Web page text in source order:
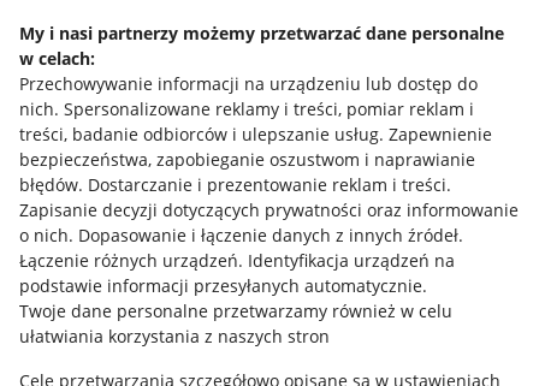
My i nasi partnerzy możemy przetwarzać dane personalne
w celach:
Przechowywanie informacji na urządzeniu lub dostęp do
nich. Spersonalizowane reklamy i treści, pomiar reklam i
treści, badanie odbiorców i ulepszanie usług. Zapewnienie
bezpieczeństwa, zapobieganie oszustwom i naprawianie
błędów. Dostarczanie i prezentowanie reklam i treści.
Zapisanie decyzji dotyczących prywatności oraz informowanie
o nich. Dopasowanie i łączenie danych z innych źródeł.
Łączenie różnych urządzeń. Identyfikacja urządzeń na
podstawie informacji przesyłanych automatycznie.
Twoje dane personalne przetwarzamy również w celu
ułatwiania korzystania z naszych stron
Cele przetwarzania szczegółowo opisane są w ustawieniach
Allegro Gadane dla sprzedających
Allegro Gadane dla kupujących
Mapa miejscowości
Informacje prawne
Regulamin
Polityka plików "cookies"
Ustawienia plików "cookies"